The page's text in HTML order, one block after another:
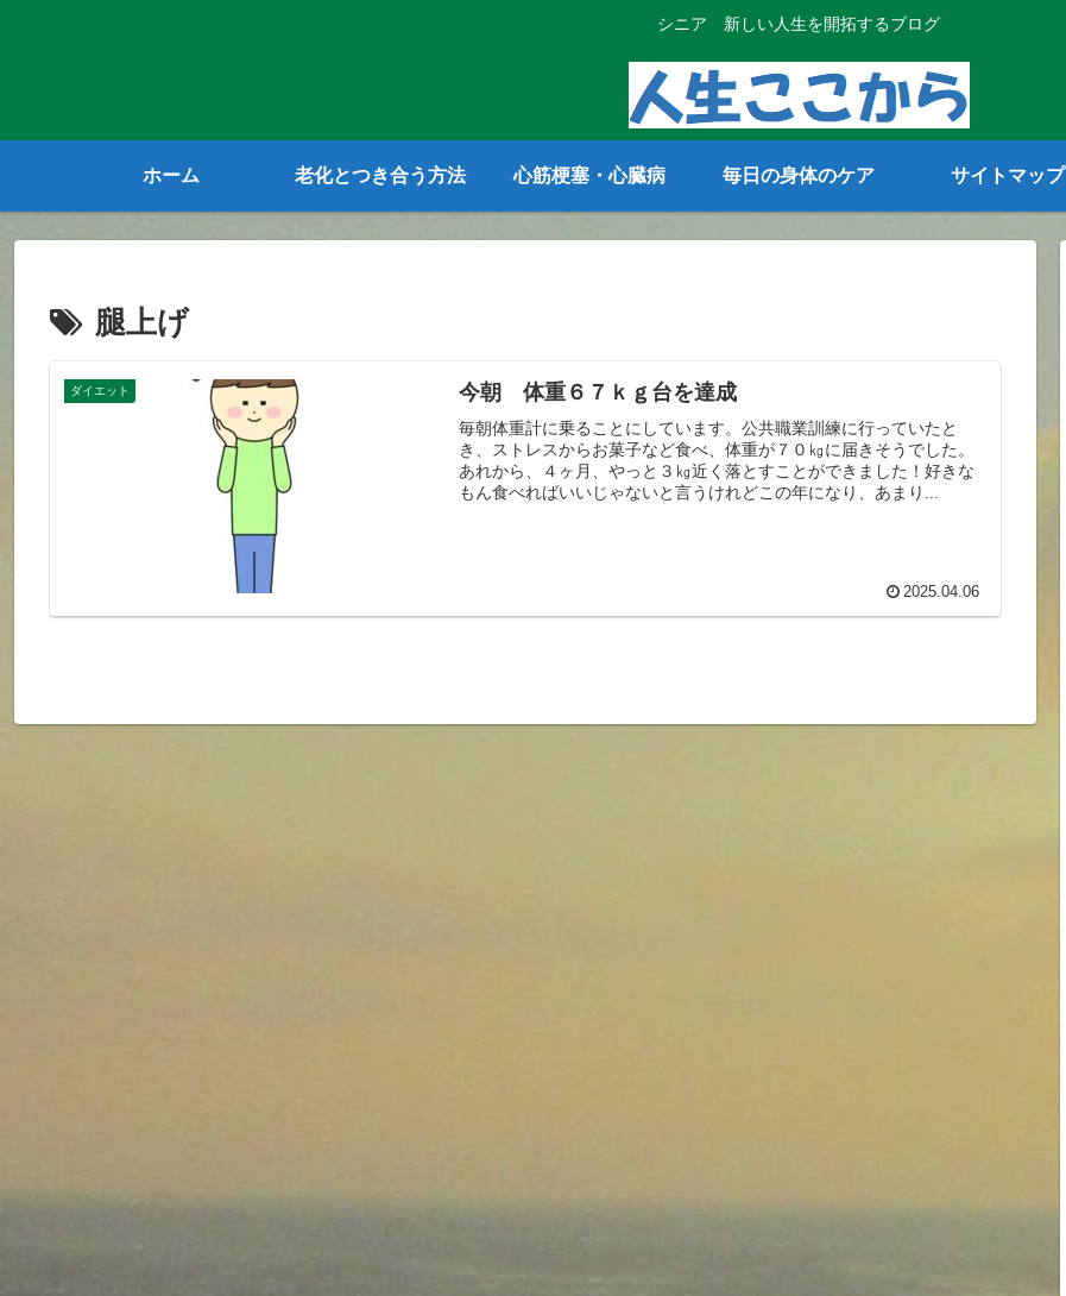
シニア 新しい人生を開拓するブログ
ホーム 老化とつき合う方法 心筋梗塞・心臓病 毎日の身体のケア サイトマップ
腿上げ
ダイエット 今朝 体重６７ｋｇ台を達成
毎朝体重計に乗ることにしています。公共職業訓練に行っていたと
き、ストレスからお菓子など食べ、体重が７０㎏に届きそうでした。
あれから、４ヶ月、やっと３㎏近く落とすことができました！好きな
もん食べればいいじゃないと言うけれどこの年になり、あまり...
2025.04.06